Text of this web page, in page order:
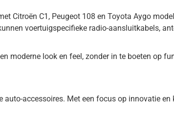
Citroën C1, Peugeot 108 en Toyota Aygo
voertuigspecifieke radio-aansluitkabels,
moderne look en feel, zonder in te boeten op
accessoires. Met een focus op innovatie